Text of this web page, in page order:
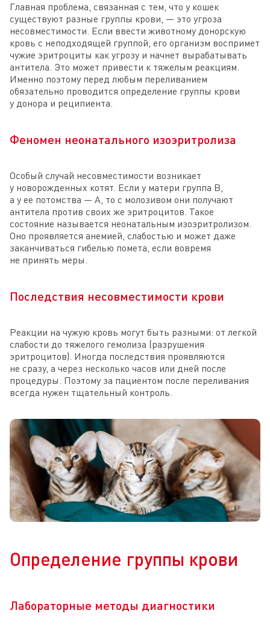
Главная проблема, связанная с тем, что у кошек
существуют разные группы крови, — это угроза
несовместимости. Если ввести животному донорскую
кровь с неподходящей группой, его организм воспримет
чужие эритроциты как угрозу и начнет вырабатывать
антитела. Это может привести к тяжелым реакциям.
Именно поэтому перед любым переливанием
обязательно проводится определение группы крови
у донора и реципиента.
Феномен неонатального изоэритролиза
Особый случай несовместимости возникает
у новорожденных котят. Если у матери группа B,
а у ее потомства — A, то с молозивом они получают
антитела против своих же эритроцитов. Такое
состояние называется неонатальным изоэритролизом.
Оно проявляется анемией, слабостью и может даже
заканчиваться гибелью помета, если вовремя
не принять меры.
Последствия несовместимости крови
Реакции на чужую кровь могут быть разными: от легкой
слабости до тяжелого гемолиза (разрушения
эритроцитов). Иногда последствия проявляются
не сразу, а через несколько часов или дней после
процедуры. Поэтому за пациентом после переливания
всегда нужен тщательный контроль.
Определение группы крови
Лабораторные методы диагностики